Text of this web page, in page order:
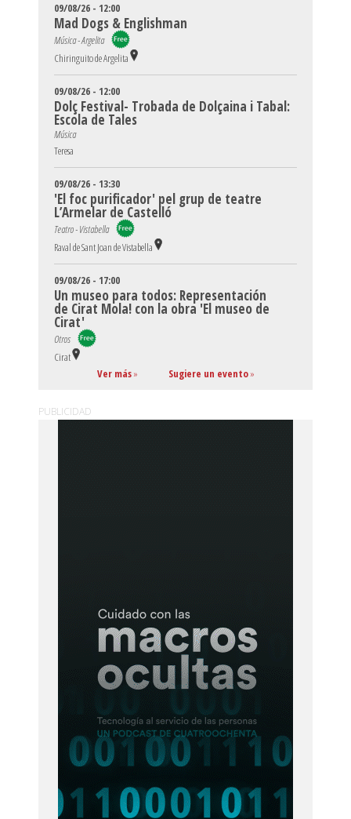
09/08/26 - 12:00
Mad Dogs & Englishman
Música - Argelita
Chiringuito de Argelita
09/08/26 - 12:00
Dolç Festival- Trobada de Dolçaina i Tabal:
Escola de Tales
Música
Teresa
09/08/26 - 13:30
'El foc purificador' pel grup de teatre
L’Armelar de Castelló
Teatro - Vistabella
Raval de Sant Joan de Vistabella
09/08/26 - 17:00
Un museo para todos: Representación
de Cirat Mola! con la obra 'El museo de
Cirat'
Otros
Cirat
Ver más» Sugiere un evento»
PUBLICIDAD